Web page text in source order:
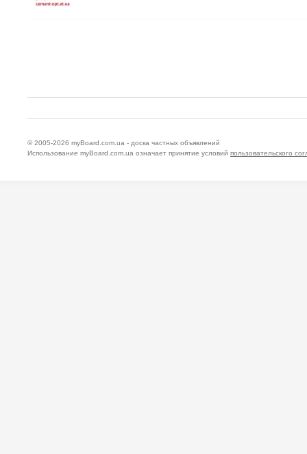
© 2005-2026 myBoard.com.ua - доска частных объявлений
Использование myBoard.com.ua означает принятие условий пользовательского